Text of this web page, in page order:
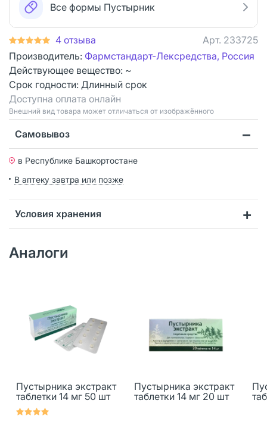
Все формы Пустырник
4 отзыва Арт. 233725
Производитель: Фармстандарт-Лексредства, Россия
Действующее вещество: ~
Срок годности: Длинный срок
Доступна оплата онлайн
Bнешний вид товара может отличаться от изображённого
Самовывоз
в Республике Башкортостане
В аптеку завтра или позже
Условия хранения
Аналоги
Пустырника экстракт
таблетки 14 мг 50 шт
Пустырника экстракт
таблетки 14 мг 20 шт